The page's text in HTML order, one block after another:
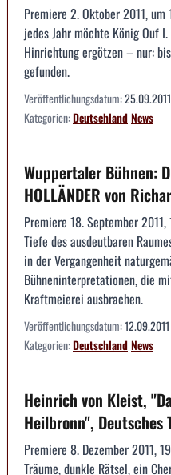
Premiere 2. Oktober 2011,
jedes Jahr möchte König Ouf
Hinrichtung ergötzen – nur:
gefunden.
Veröffentlichungsdatum:25.09.2011
Kategorien:DeutschlandNews
Wuppertaler Bühnen:
HOLLÄNDER von
Premiere 18. September
Tiefe des ausdeutbaren
in der Vergangenheit
Bühneninterpretationen, die
Kraftmeierei ausbrachen.
Veröffentlichungsdatum:12.09.2011
Kategorien:DeutschlandNews
Heinrich von Kleist,
Heilbronn", Deutsches
Premiere 8. Dezember 2011,
Träume, dunkle Rätsel, ein